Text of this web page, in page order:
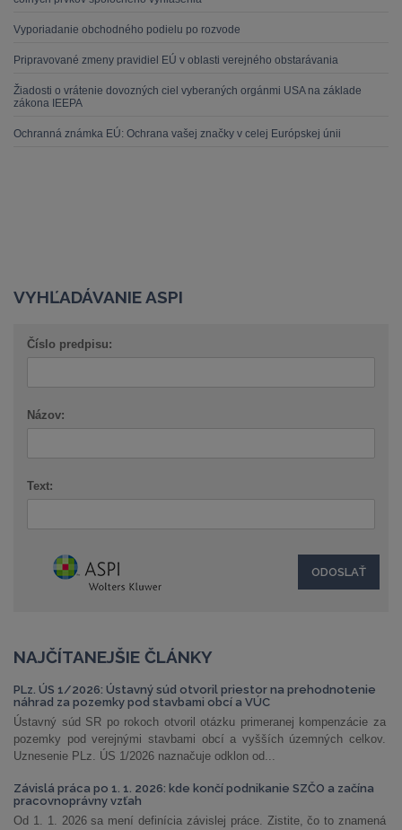
Vyporiadanie obchodného podielu po rozvode
Pripravované zmeny pravidiel EÚ v oblasti verejného obstarávania
Žiadosti o vrátenie dovozných ciel vyberaných orgánmi USA na základe
zákona IEEPA
Ochranná známka EÚ: Ochrana vašej značky v celej Európskej únii
VYHĽADÁVANIE ASPI
Číslo predpisu:
Názov:
Text:
NAJČÍTANEJŠIE ČLÁNKY
PLz. ÚS 1/2026: Ústavný súd otvoril priestor na prehodnotenie
náhrad za pozemky pod stavbami obcí a VÚC
Ústavný súd SR po rokoch otvoril otázku primeranej kompenzácie za
pozemky pod verejnými stavbami obcí a vyšších územných celkov.
Uznesenie PLz. ÚS 1/2026 naznačuje odklon od...
Závislá práca po 1. 1. 2026: kde končí podnikanie SZČO a začína
pracovnoprávny vzťah
Od 1. 1. 2026 sa mení definícia závislej práce. Zistite, čo to znamená